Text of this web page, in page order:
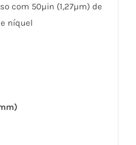
com 50µin (1,27µm) de
níquel